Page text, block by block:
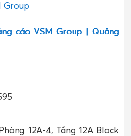
Group
cáo VSM Group | Quảng
Phòng 12A-4, Tầng 12A Block